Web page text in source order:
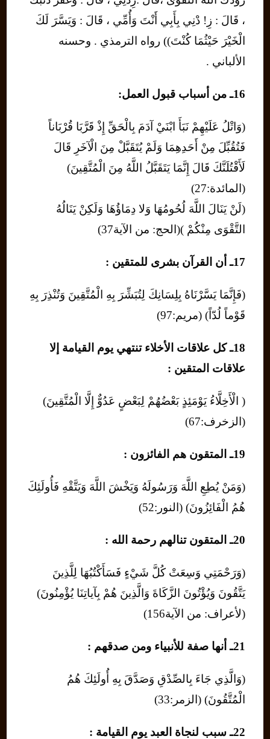
، قَالَ : زِ! دْنِي بِأَبِي أَنْتَ وَأُمِّي ، قَالَ : وَيَسَّرَ لَكَ
الْخَيْرَ حَيْثُمَا كُنْتَ)) رواه الترمذي . وحسنه
الألباني .
16ـ من أسباب قبول العمل:
(وَاتْلُ عَلَيْهِمْ نَبَأَ ابْنَيْ آدَمَ بِالْحَقِّ إِذْ قَرَّبَا قُرْبَاناً
فَتُقُبِّلَ مِنْ أَحَدِهِمَا وَلَمْ يُتَقَبَّلْ مِنَ الْآخَرِ قَالَ
لَأَقْتُلَنَّكَ قَالَ إِنَّمَا يَتَقَبَّلُ اللَّهُ مِنَ الْمُتَّقِينَ)
(المائدة:27)
(لَنْ يَنَالَ اللَّهَ لُحُومُهَا وَلا دِمَاؤُهَا وَلَكِنْ يَنَالُهُ
التَّقْوَى مِنْكُمْ )(الحج: من الآية37)
17ـ أن القرآن بشرى للمتقين :
(فَإِنَّمَا يَسَّرْنَاهُ بِلِسَانِكَ لِتُبَشِّرَ بِهِ الْمُتَّقِينَ وَتُنْذِرَ بِهِ
قَوْماً لُدّاً) (مريم:97)
18ـ كل علاقات الأخلاء تنتهي يوم القيامة إلا
علاقات المتقين :
( الْأَخِلَّاءُ يَوْمَئِذٍ بَعْضُهُمْ لِبَعْضٍ عَدُوٌّ إِلَّا الْمُتَّقِينَ)
(الزخرف:67)
19ـ المتقون هم الفائزون :
(وَمَنْ يُطِعِ اللَّهَ وَرَسُولَهُ وَيَخْشَ اللَّهَ وَيَتَّقْهِ فَأُولَئِكَ
هُمُ الْفَائِزُونَ) (النور:52)
20ـ المتقون تنالهم رحمة الله :
(وَرَحْمَتِي وَسِعَتْ كُلَّ شَيْءٍ فَسَأَكْتُبُهَا لِلَّذِينَ
يَتَّقُونَ وَيُؤْتُونَ الزَّكَاةَ وَالَّذِينَ هُمْ بِآياتِنَا يُؤْمِنُونَ)
(لأعراف: من الآية156)
21ـ أنها صفة للأنبياء ومن صدقهم :
(وَالَّذِي جَاءَ بِالصِّدْقِ وَصَدَّقَ بِهِ أُولَئِكَ هُمُ
الْمُتَّقُونَ) (الزمر:33)
22ـ سبب لنجاة العبد يوم القيامة :